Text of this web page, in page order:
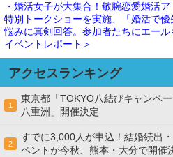
・婚活女子が大集合！敏腕恋愛婚活
特別トークショーを実施、「婚活で
悩みに真剣回答。参加者たちにエール
イベントレポート＞
アクセスランキング
1
東京都「TOKYO八結びキャンペ
八重洲」開催決定
2
すでに3,000人が申込！結婚続出
ベントが今秋、熊本・大分で開催